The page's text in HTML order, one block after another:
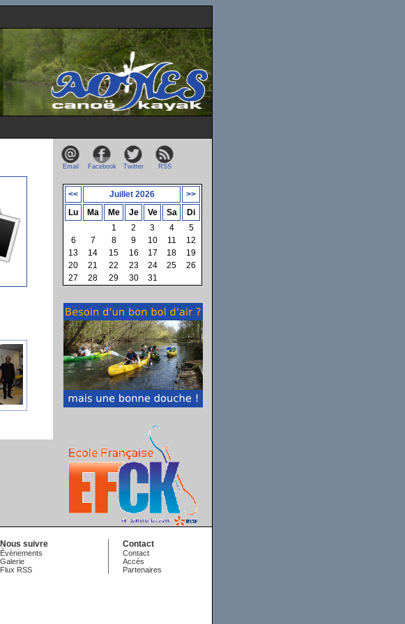
Email Facebook Twitter RSS
<< Juillet 2026
>>
Lu
Ma Me Je Ve Sa
Di
1
2 3 4
5
6
7 8 9 10 11
12
13
14 15 16 17 18
19
20
21 22 23 24 25
26
27
28 29 30 31
Nous suivre
Évènements
Galerie
Flux RSS
Contact
Contact
Accès
Partenaires